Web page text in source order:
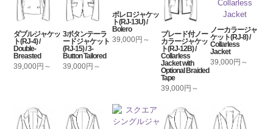
ダブルジャケッ
ト(RJ-4) /
Double-
Breasted
39,000円～
3ボタンテーラ
ードジャケット
(RJ-15) / 3-
Button Tailored
39,000円～
ボレロジャケッ
ト(RJ-13U) /
Bolero
39,000円～
ブレード付ノー
カラージャケッ
ト(RJ-12B) /
Collarless
Jacket with
Optional Braided
Tape
39,000円～
ノーカラージャ
ケット(RJ-8) /
Collarless
Jacket
39,000円～